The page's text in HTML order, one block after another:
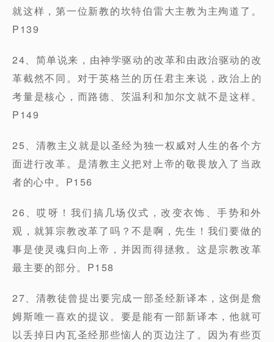
就这样，第一位新教的坎特伯雷大主教为主殉道了。
P139
24、简单说来，由神学驱动的改革和由政治驱动的改
革截然不同。对于英格兰的历任君主来说，政治上的
考量是核心，而路德、茨温利和加尔文就不是这样。
P149
25、清教主义就是以圣经为独一权威对人生的各个方
面进行改革。是清教主义把对上帝的敬畏放入了当政
者的心中。P156
26、哎呀！我们搞几场仪式，改变衣饰、手势和外
观，就算宗教改革了吗？不是啊，先生！我们要做的
事是使灵魂归向上帝，并因而得拯救。这是宗教改革
最主要的部分。P158
27、清教徒曾提出要完成一部圣经新译本，这倒是詹
姆斯唯一喜欢的提议。要是能有一部新译本，他就可
以丢掉日内瓦圣经那些恼人的页边注了。因为有些页